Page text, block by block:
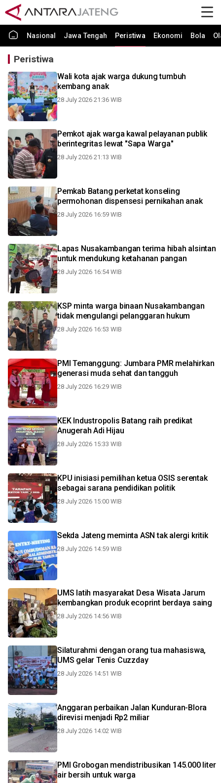
Nasional Jawa Tengah Peristiwa Ekonomi Bola
Peristiwa
Wali kota ajak warga dukung tumbuh
kembang anak
28 July 2026 21:36 WIB
Pemkot ajak warga kawal pelayanan publik
berintegritas lewat "Sapa Warga"
28 July 2026 21:13 WIB
Pemkab Batang perketat konseling
permohonan dispensesi pernikahan anak
28 July 2026 16:59 WIB
Lapas Nusakambangan terima hibah alsintan
untuk mendukung ketahanan pangan
28 July 2026 16:54 WIB
KSP minta warga binaan Nusakambangan
tidak mengulangi pelanggaran hukum
28 July 2026 16:53 WIB
PMI Temanggung: Jumbara PMR melahirkan
generasi muda sehat dan tangguh
28 July 2026 16:29 WIB
KEK Industropolis Batang raih predikat
Anugerah Adi Hijau
28 July 2026 15:33 WIB
KPU inisiasi pemilihan ketua OSIS serentak
sebagai sarana pendidikan politik
28 July 2026 15:00 WIB
Sekda Jateng meminta ASN tak alergi kritik
28 July 2026 14:59 WIB
UMS latih masyarakat Desa Wisata Jarum
kembangkan produk ecoprint berdaya saing
28 July 2026 14:56 WIB
Silaturahmi dengan orang tua mahasiswa,
UMS gelar Tenis Cuzzday
28 July 2026 14:51 WIB
Anggaran perbaikan Jalan Kunduran-Blora
direvisi menjadi Rp2 miliar
28 July 2026 14:02 WIB
PMI Grobogan mendistribusikan 145.000 liter
air bersih untuk warga